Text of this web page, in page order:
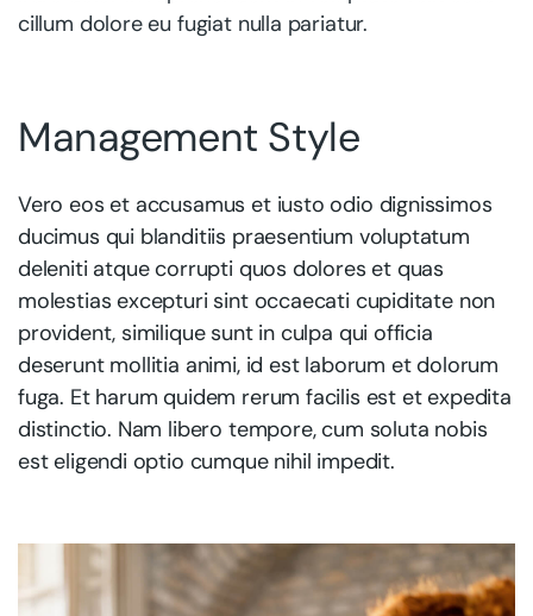
cillum dolore eu fugiat nulla pariatur.
Management Style
Vero eos et accusamus et iusto odio dignissimos
ducimus qui blanditiis praesentium voluptatum
deleniti atque corrupti quos dolores et quas
molestias excepturi sint occaecati cupiditate non
provident, similique sunt in culpa qui officia
deserunt mollitia animi, id est laborum et dolorum
fuga. Et harum quidem rerum facilis est et expedita
distinctio. Nam libero tempore, cum soluta nobis
est eligendi optio cumque nihil impedit.